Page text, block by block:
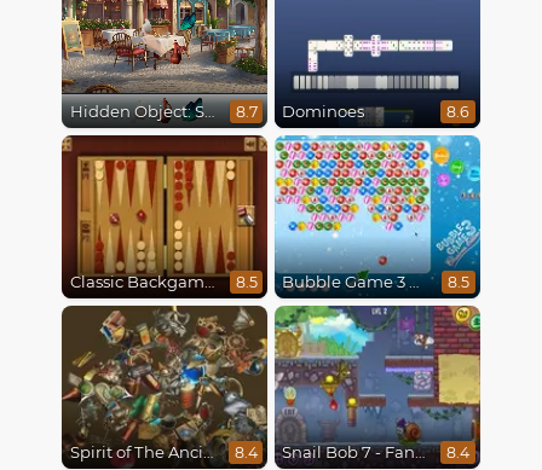
Hidden Object: Street Of Secrets 8.7 Dominoes 8.6
Classic Backgammon 8.5 Bubble Game 3 Christmas 8.5
Spirit of The Ancient Forest 8.4 Snail Bob 7 - Fantasy Story 8.4